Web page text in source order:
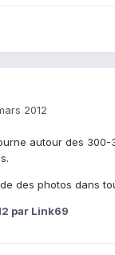
2012
autour des
des photos dans
par Link69